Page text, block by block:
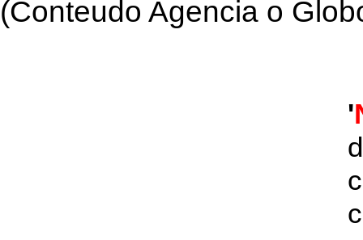
(Conteudo Agencia o
'